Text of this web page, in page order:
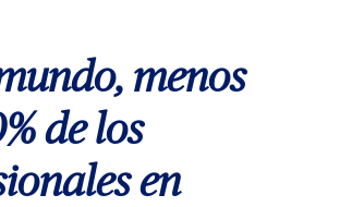
menos
de los
en